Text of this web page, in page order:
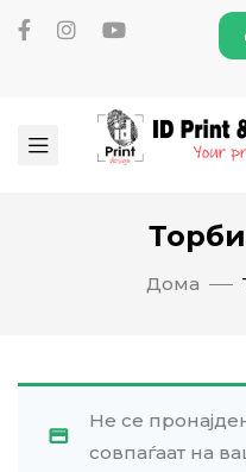
Дома
Не се
совпаѓаат на